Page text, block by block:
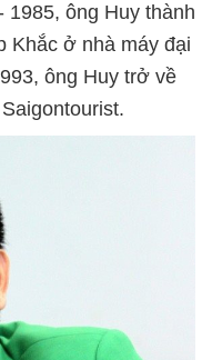
ông Huy thành
Khắc ở nhà máy đại
ông Huy trở về